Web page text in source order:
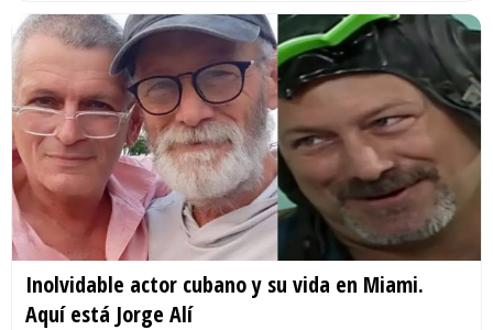
Inolvidable actor cubano y su vida en Miami.
Aquí está Jorge Alí